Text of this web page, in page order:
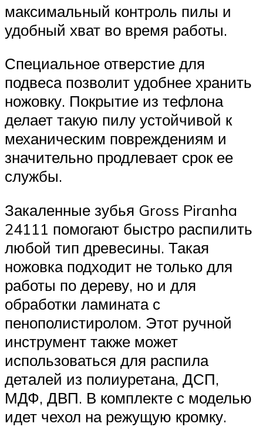
максимальный контроль пилы и
удобный хват во время работы.
Специальное отверстие для
подвеса позволит удобнее хранить
ножовку. Покрытие из тефлона
делает такую пилу устойчивой к
механическим повреждениям и
значительно продлевает срок ее
службы.
Закаленные зубья Gross Piranha
24111 помогают быстро распилить
любой тип древесины. Такая
ножовка подходит не только для
работы по дереву, но и для
обработки ламината с
пенополистиролом. Этот ручной
инструмент также может
использоваться для распила
деталей из полиуретана, ДСП,
МДФ, ДВП. В комплекте с моделью
идет чехол на режущую кромку.